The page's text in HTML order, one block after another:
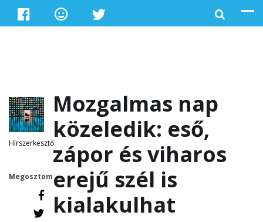
Hírszerkesztő
Megosztom
Mozgalmas nap
közeledik: eső,
zápor és viharos
erejű szél is
kialakulhat